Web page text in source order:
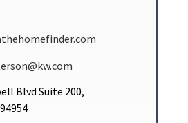
Blvd Suite 200,